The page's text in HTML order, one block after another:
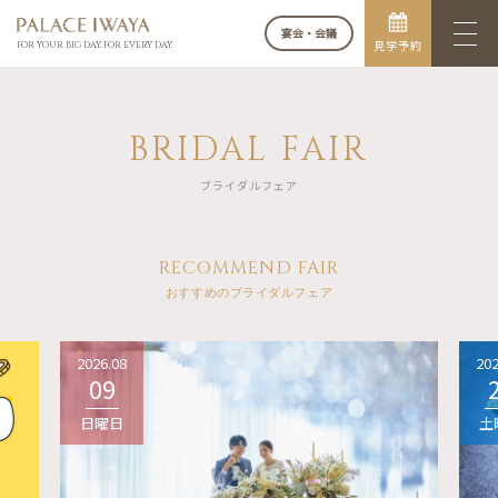
FOR YOUR BIG DAY. FOR EVERY DAY.
宴会・会議
見学予約
BRIDAL FAIR
ブライダルフェア
RECOMMEND FAIR
おすすめのブライダルフェア
2026.08
09
日曜日 土